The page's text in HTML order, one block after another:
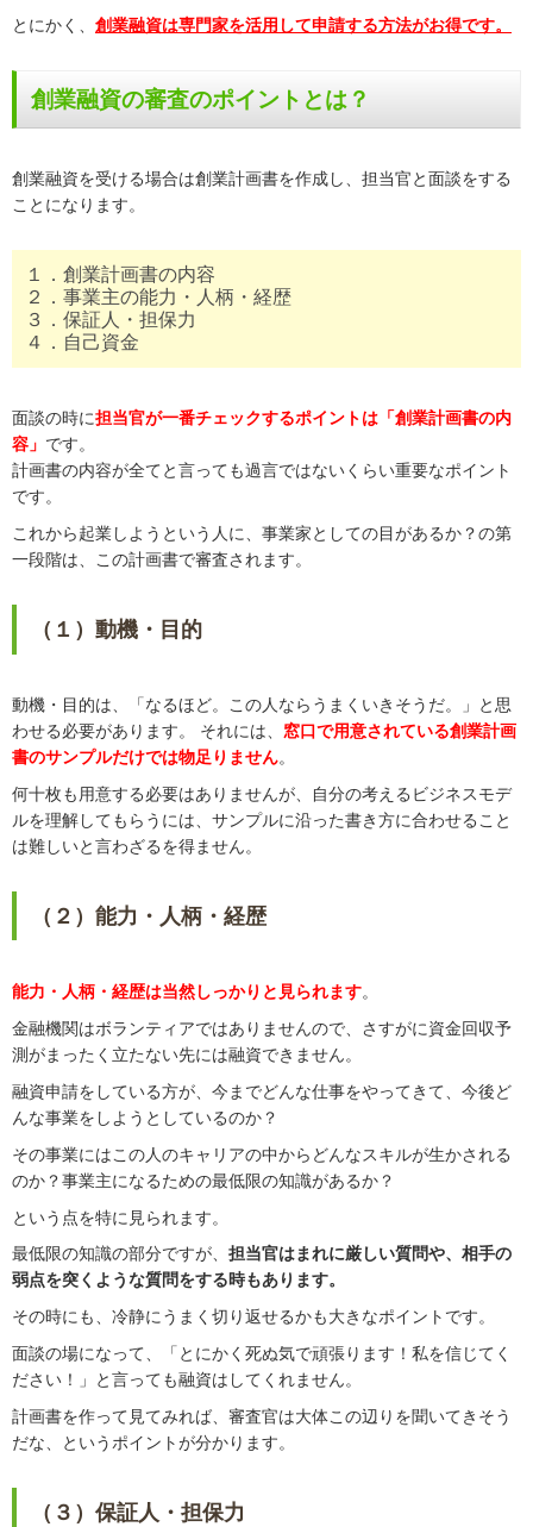
とにかく、 創業融資は専門家を活用して申請する方法がお得です。
創業融資の審査のポイントとは？
創業融資を受ける場合は創業計画書を作成し、担当官と面談をする
ことになります。
１．創業計画書の内容
２．事業主の能力・人柄・経歴
３．保証人・担保力
４．自己資金
面談の時に担当官が一番チェックするポイントは「創業計画書の内
容」 です。
計画書の内容が全てと言っても過言ではないくらい重要なポイント
です。
これから起業しようという人に、事業家としての目があるか？の第
一段階は、この計画書で審査されます。
（１）動機・目的
動機・目的は、「なるほど。この人ならうまくいきそうだ。」と思
わせる必要があります。 それには、 窓口で用意されている創業計画
書のサンプルだけでは物足りません。
何十枚も用意する必要はありませんが、自分の考えるビジネスモデ
ルを理解してもらうには、サンプルに沿った書き方に合わせること
は難しいと言わざるを得ません。
（２）能力・人柄・経歴
能力・人柄・経歴は当然しっかりと見られます。
金融機関はボランティアではありませんので、さすがに資金回収予
測がまったく立たない先には融資できません。
融資申請をしている方が、今までどんな仕事をやってきて、今後ど
んな事業をしようとしているのか？
その事業にはこの人のキャリアの中からどんなスキルが生かされる
のか？事業主になるための最低限の知識があるか？
という点を特に見られます。
最低限の知識の部分ですが、 担当官はまれに厳しい質問や、相手の
弱点を突くような質問をする時もあります。
その時にも、冷静にうまく切り返せるかも大きなポイントです。
面談の場になって、「とにかく死ぬ気で頑張ります！私を信じてく
ださい！」と言っても融資はしてくれません。
計画書を作って見てみれば、審査官は大体この辺りを聞いてきそう
だな、というポイントが分かります。
（３）保証人・担保力